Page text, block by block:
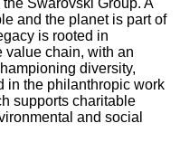
and the planet is part of
is rooted in
value chain, with an
diversity,
in the philanthropic work
supports charitable
and social